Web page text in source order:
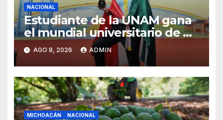
NACIONAL
Estudiante de la UNAM gana
el mundial universitario de Go
en China
AGO 8, 2026 ADMIN
MICHOACÁN NACIONAL